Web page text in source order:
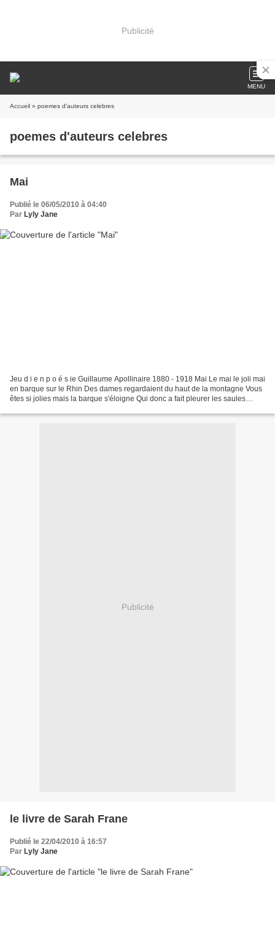
Publicité
MENU
Accueil » poemes d'auteurs celebres
poemes d'auteurs celebres
Mai
Publié le 06/05/2010 à 04:40
Par Lyly Jane
Jeu d i e n p o é s ie Guillaume Apollinaire 1880 - 1918 Mai Le mai le joli mai
en barque sur le Rhin Des dames regardaient du haut de la montagne Vous
êtes si jolies mais la barque s'éloigne Qui donc a fait pleurer les saules
Publicité
le livre de Sarah Frane
Publié le 22/04/2010 à 16:57
Par Lyly Jane